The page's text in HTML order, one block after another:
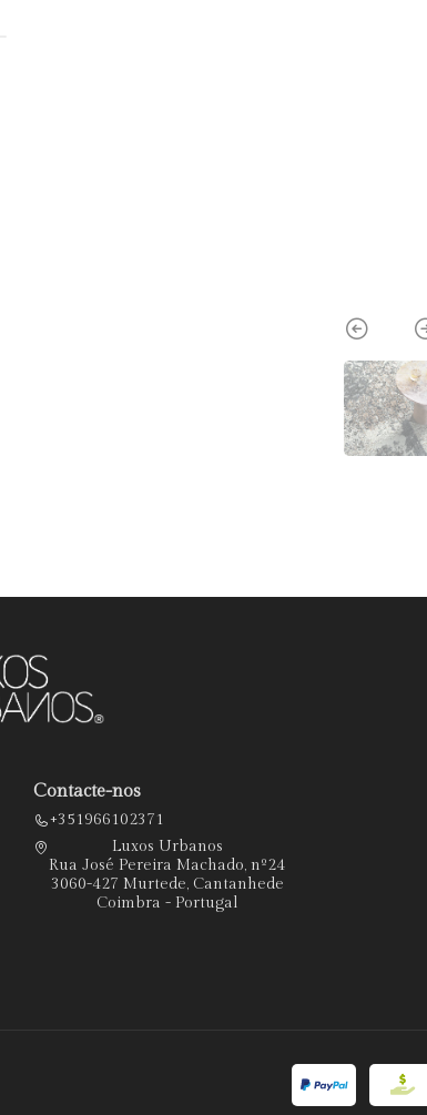
Contacte-nos
+351966102371
Luxos Urbanos
Rua José Pereira Machado, nº24
3060-427 Murtede, Cantanhede
Coimbra - Portugal